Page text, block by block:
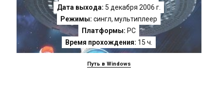
Дата выхода: 5 декабря 2006 г.
Режимы: сингл, мультиплеер
Платформы: PC
Время прохождения: 15 ч.
Путь в Windows